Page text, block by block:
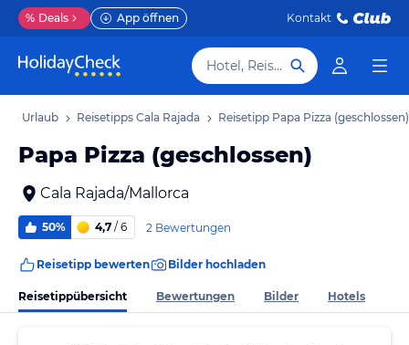
% Deals App öffnen Kontakt
Hotel, Reiseziel
Urlaub Reisetipps Cala Rajada Reisetipp Papa Pizza (geschlossen)
Papa Pizza (geschlossen)
Cala Rajada/Mallorca
50% 4,7 / 6 2 Bewertungen
Reisetipp bewerten Bilder hochladen
Reisetippübersicht Bewertungen Bilder Hotels